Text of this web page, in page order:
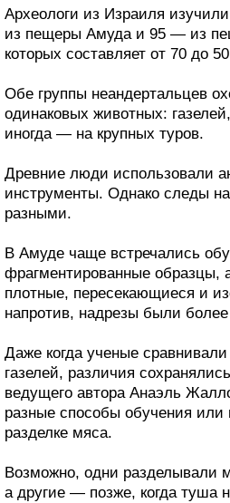
Археологи из Израиля
из пещеры Амуда и 95 — из
которых составляет от 70 до
Обе группы неандертальцев
одинаковых животных:
иногда — на крупных туров.
Древние люди использовали
инструменты. Однако следы на
разными.
В Амуде чаще встречались
фрагментированные
плотные, пересекающиеся и
напротив, надрезы были
Даже когда ученые
газелей, различия
ведущего автора Анаэль
разные способы обучения или
разделке мяса.
Возможно, одни разделывали
а другие — позже, когда туша